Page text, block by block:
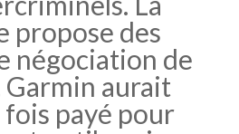
propose des
négociation de
Garmin aurait
fois payé pour